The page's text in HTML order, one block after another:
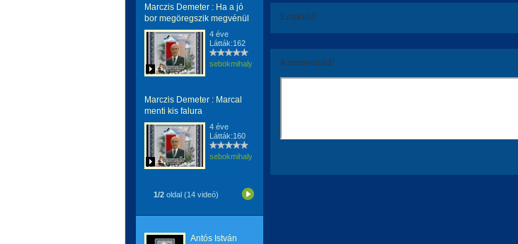
Marczis Demeter : Ha a jó
bor megöregszik megvénül
4 éve
Látták:162
sebokmihaly1961
Marczis Demeter : Marcal
menti kis falura
4 éve
Látták:160
sebokmihaly1961
1/2 oldal (14 videó)
Antós István
Értékeld!
Kommentáld!